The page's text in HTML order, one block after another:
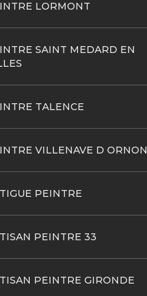
LORMONT
SAINT MEDARD EN
TALENCE
VILLENAVE D ORNON
PEINTRE
PEINTRE 33
PEINTRE GIRONDE